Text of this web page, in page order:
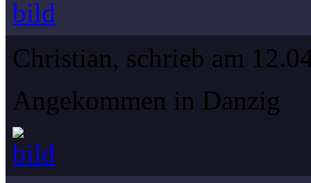
Christian, schrieb am
Angekommen in Danzig